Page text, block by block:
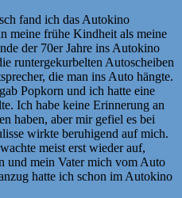
fand ich das Autokino
meine frühe Kindheit als meine
der 70er Jahre ins Autokino
runtergekurbelten Autoscheiben
die man ins Auto hängte.
Popkorn und ich hatte eine
Ich habe keine Erinnerung an
haben, aber mir gefiel es bei
wirkte beruhigend auf mich.
meist erst wieder auf,
und mein Vater mich vom Auto
hatte ich schon im Autokino